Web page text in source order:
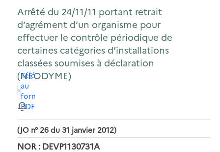
Arrêté du 24/11/11 portant retrait
d’agrément d’un organisme pour
effectuer le contrôle périodique de
certaines catégories d’installations
classées soumises à déclaration
(NEODYME)
Télécharger
au
format
PDF
(JO n° 26 du 31 janvier 2012)
NOR : DEVP1130731A